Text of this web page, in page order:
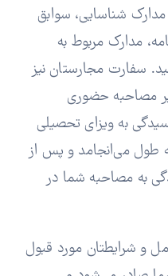
شناسایی، سوابق
مدارک مربوط به
سفارت مجارستان نیز
مصاحبه حضوری
به ویزای تحصیلی
بین 4 تا 6 هفته به طول می‌انجامد و پس از
رسیدگی به مصاحبه شما در
و شرایطتان مورد قبول